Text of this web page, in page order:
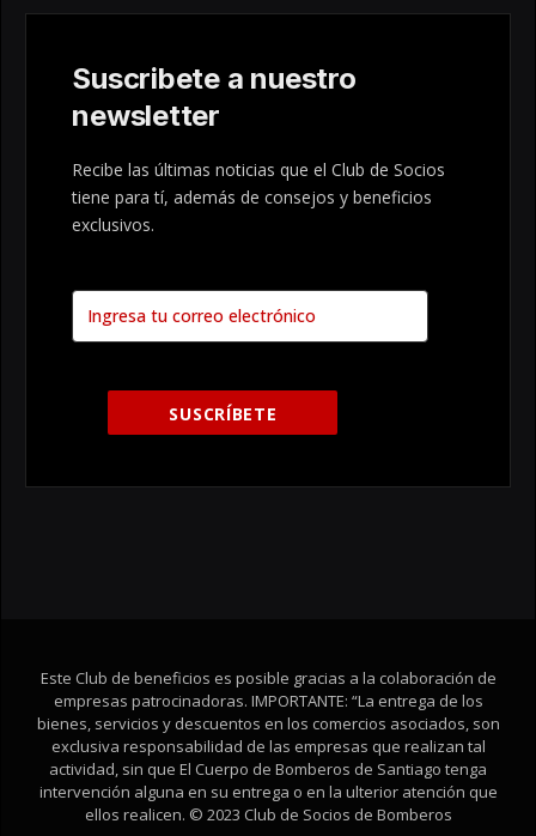
Suscribete a nuestro
newsletter
Recibe las últimas noticias que el Club de Socios
tiene para tí, además de consejos y beneficios
exclusivos.
Este Club de beneficios es posible gracias a la colaboración de
empresas patrocinadoras. IMPORTANTE: “La entrega de los
bienes, servicios y descuentos en los comercios asociados, son
exclusiva responsabilidad de las empresas que realizan tal
actividad, sin que El Cuerpo de Bomberos de Santiago tenga
intervención alguna en su entrega o en la ulterior atención que
ellos realicen. © 2023 Club de Socios de Bomberos